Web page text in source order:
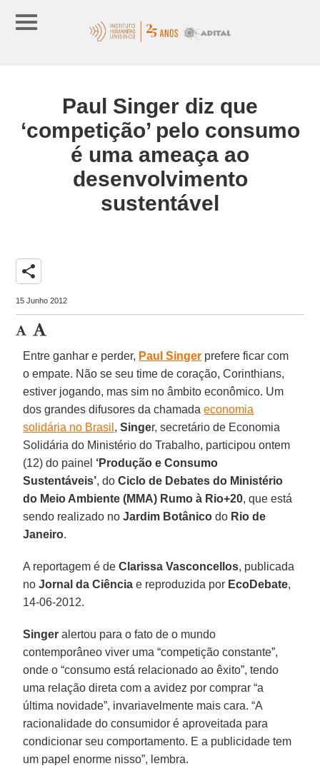
Paul Singer diz que
‘competição’ pelo consumo
é uma ameaça ao
desenvolvimento
sustentável
share
15 Junho 2012
Entre ganhar e perder, Paul Singer prefere ficar com
o empate. Não se seu time de coração, Corinthians,
estiver jogando, mas sim no âmbito econômico. Um
dos grandes difusores da chamadaeconomia
solidária no Brasil ,Singer, secretário de Economia
Solidária do Ministério do Trabalho, participou ontem
(12) do painel ‘Produção e Consumo
Sustentáveis’, doCiclo de Debates do Ministério
do Meio Ambiente (MMA) Rumo à Rio+20, que está
sendo realizado noJardim Botânico do Rio de
Janeiro.
A reportagem é deClarissa Vasconcellos, publicada
noJornal da Ciência e reproduzida por EcoDebate,
14-06-2012.
Singer alertou para o fato de o mundo
contemporâneo viver uma “competição constante”,
onde o “consumo está relacionado ao êxito”, tendo
uma relação direta com a avidez por comprar “a
última novidade”, invariavelmente mais cara. “A
racionalidade do consumidor é aproveitada para
condicionar seu comportamento. E a publicidade tem
um papel enorme nisso”, lembra.